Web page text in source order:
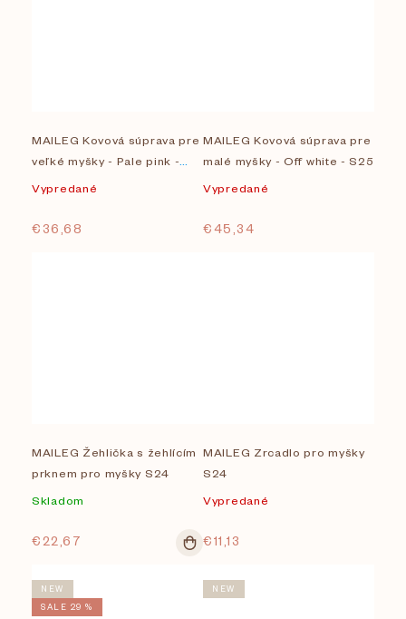
MAILEG Kovová súprava pre
veľké myšky - Pale pink -
Vypredané
€36,68
MAILEG Kovová súprava pre
malé myšky - Off white - S25
Vypredané
€45,34
MAILEG Žehlička s žehlícím
prknem pro myšky S24
Skladom
€22,67
MAILEG Zrcadlo pro myšky
S24
Vypredané
€11,13
NEW
SALE 29 %
NEW